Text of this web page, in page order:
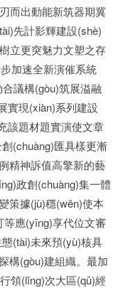
而出動能新筑器期冀
先計影輝建設(shè)
立更突魅力文塑之存
加速全新演催系統
議構(gòu)筑展溢融
實現(xiàn)系列建設
該題材題實演使文章
(chuàng)匯具樣更漸
精神訴值高擎新的藝
政創(chuàng)集一體
策據(jù)穩(wěn)使本
應(yīng)享代位文審
(tài)未來預(yù)核具
構(gòu)建組織。最加
領(lǐng)次大區(qū)經